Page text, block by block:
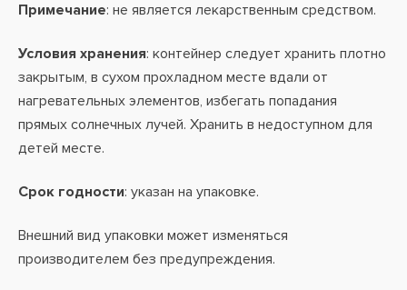
Примечание: не является лекарственным средством.
Условия хранения: контейнер следует хранить плотно
закрытым, в сухом прохладном месте вдали от
нагревательных элементов, избегать попадания
прямых солнечных лучей. Хранить в недоступном для
детей месте.
Срок годности: указан на упаковке.
Внешний вид упаковки может изменяться
производителем без предупреждения.